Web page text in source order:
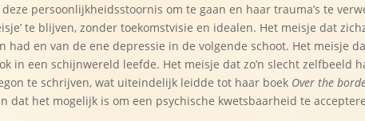
persoonlijkheidsstoornis om te gaan en haar trauma’s te
te blijven, zonder toekomstvisie en idealen. Het meisje dat
had en van de ene depressie in de volgende schoot. Het meisje
in een schijnwereld leefde. Het meisje dat zo’n slecht zelfbeeld
te schrijven, wat uiteindelijk leidde tot haar boek Over the
dat het mogelijk is om een psychische kwetsbaarheid te